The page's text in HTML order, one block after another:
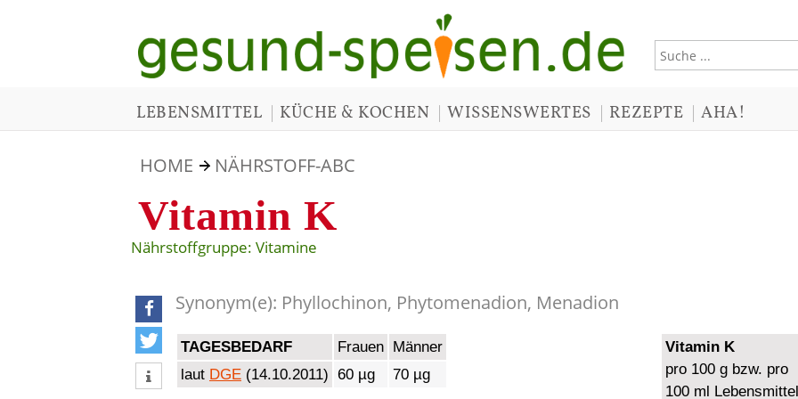
LEBENSMITTEL | KÜCHE & KOCHEN | WISSENSWERTES | REZEPTE | AHA!
HOME NÄHRSTOFF-ABC
Vitamin K
Nährstoffgruppe: Vitamine
teilen
tweet
Synonym(e): Phyllochinon, Phytomenadion, Menadion
TAGESBEDARF Frauen Männer
laut DGE (14.10.2011) 60 µg 70 µg
Vitamin K
pro 100 g bzw. pro
100 ml Lebensmittel